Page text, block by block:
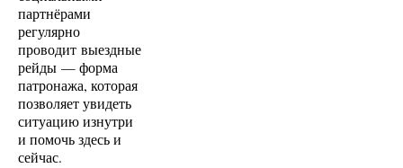
партнёрами
регулярно
проводит выездные
рейды — форма
патронажа, которая
позволяет увидеть
ситуацию изнутри
и помочь здесь и
сейчас.